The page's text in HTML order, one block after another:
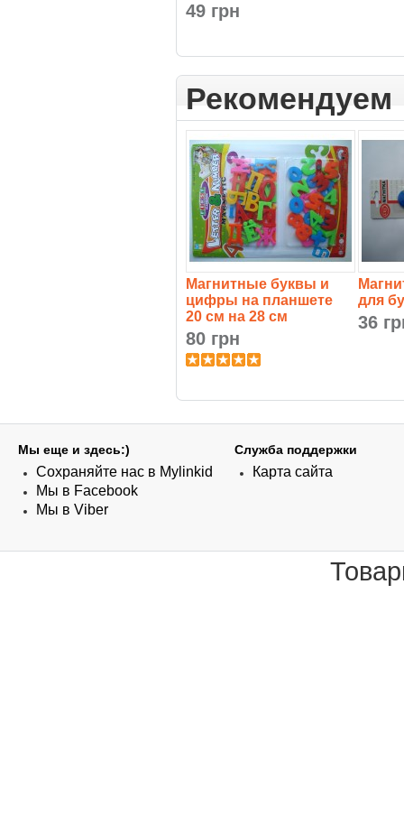
49 грн
Рекомендуем
Магнитные буквы и
цифры на планшете
20 см на 28 см
80 грн
для
36
Мы еще и здесь:)
Сохраняйте нас в Mylinkid
Мы в Facebook
Мы в Viber
Служба поддержки
Карта сайта